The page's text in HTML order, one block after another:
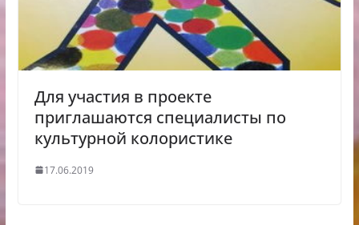
Для участия в проекте
приглашаются специалисты по
культурной колористике
17.06.2019